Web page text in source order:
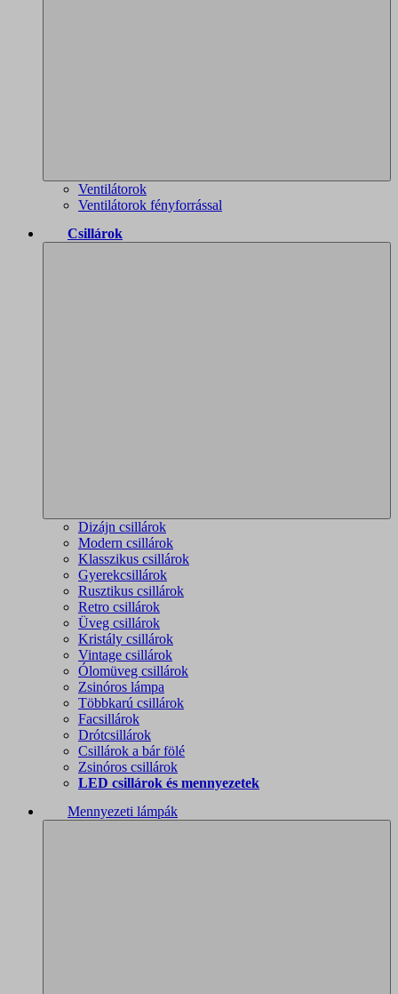
Ventilátorok
Ventilátorok fényforrással
Csillárok
Dizájn csillárok
Modern csillárok
Klasszikus csillárok
Gyerekcsillárok
Rusztikus csillárok
Retro csillárok
Üveg csillárok
Kristály csillárok
Vintage csillárok
Ólomüveg csillárok
Zsinóros lámpa
Többkarú csillárok
Facsillárok
Drótcsillárok
Csillárok a bár fölé
Zsinóros csillárok
LED csillárok és mennyezetek
Mennyezeti lámpák